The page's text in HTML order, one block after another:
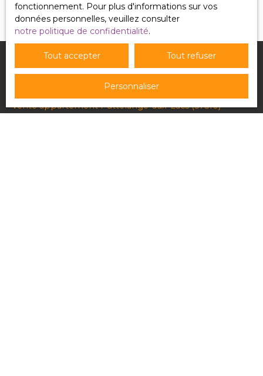
Je recherche un bien
Vente appartement Puttelange-aux-Lacs (57510)
fonctionnement. Pour plus d'informations sur vos
données personnelles, veuillez consulter
notre politique de confidentialité.
Tout accepter Tout refuser
Personnaliser